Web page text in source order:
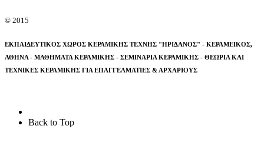
© 2015
ΕΚΠΑΙΔΕΥΤΙΚΟΣ ΧΩΡΟΣ ΚΕΡΑΜΙΚΗΣ ΤΕΧΝΗΣ "ΗΡΙΔΑΝΟΣ" - ΚΕΡΑΜΕΙΚΟΣ,
ΑΘΗΝΑ - ΜΑΘΗΜΑΤΑ ΚΕΡΑΜΙΚΗΣ - ΣΕΜΙΝΑΡΙΑ ΚΕΡΑΜΙΚΗΣ - ΘΕΩΡΙΑ ΚΑΙ
ΤΕΧΝΙΚΕΣ ΚΕΡΑΜΙΚΗΣ ΓΙΑ ΕΠΑΓΓΕΛΜΑΤΙΕΣ & ΑΡΧΑΡΙΟΥΣ
Back to Top